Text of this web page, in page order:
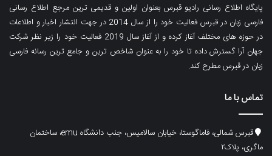
پایگاه اطلاع رسانی رادیو قبرس بعنوان اولین و قدیمی ترین مرجع اطلاع رسانی
فارسی زبان در قبرس فعالیت خود را از سال 2014 در جهت انتشار اخبار و اطلاعات
در حوزه های مختلف آغاز کرده و از آغاز سال 2019 فعالیت خود را زیر نظر شرکت
جهان آرا گسترش داده تا خود را به عنوان شاخص ترین و جامع ترین رسانه فارسی
زبان در قبرس مطرح کند.
تماس با ما
قبرس شمالی، فاماگوستا، خیابان سالامیس، جنب دانشگاه emu، ساختمان
ماگری، پلاک۲